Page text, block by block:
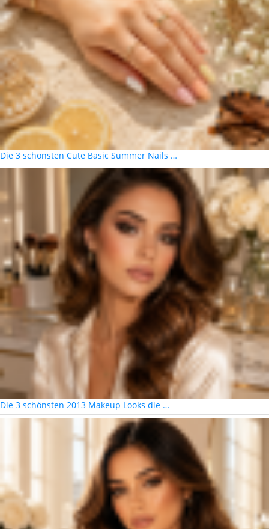
Die 3 schönsten Cute Basic Summer Nails …
Die 3 schönsten 2013 Makeup Looks die …